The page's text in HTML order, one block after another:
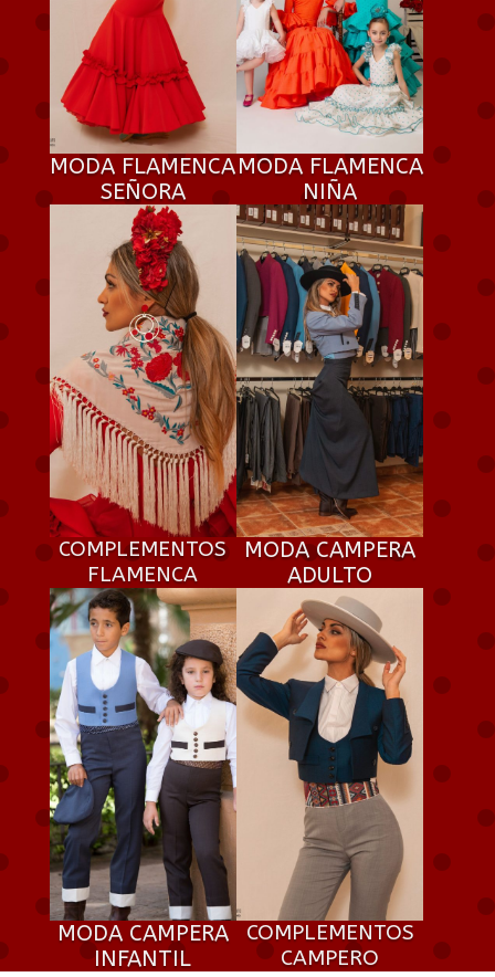
MODA FLAMENCA
SEÑORA
MODA FLAMENCA
NIÑA
COMPLEMENTOS
FLAMENCA
MODA CAMPERA
ADULTO
MODA CAMPERA
INFANTIL
COMPLEMENTOS
CAMPERO